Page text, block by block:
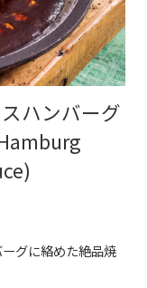
ハンバーグ
グに絡めた絶品焼